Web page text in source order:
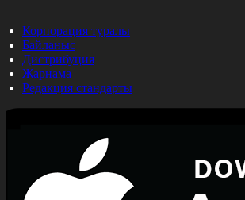
Корпорация туралы
Байланыс
Дистрибуция
Жарнама
Редакция стандарты